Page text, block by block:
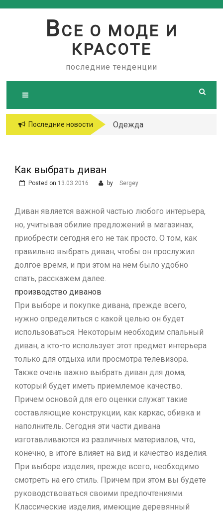
ВСЕ О МОДЕ И
КРАСОТЕ
последние тенденции
Последние новости
Одежда
Как выбрать диван
Posted on 13.03.2016 by Sergey
Диван является важной частью любого интерьера,
но, учитывая обилие предложений в магазинах,
приобрести сегодня его не так просто. О том, как
правильно выбрать диван, чтобы он прослужил
долгое время, и при этом на нем было удобно
спать, расскажем далее.
производство диванов
При выборе и покупке дивана, прежде всего,
нужно определиться с какой целью он будет
использоваться. Некоторым необходим спальный
диван, а кто-то использует этот предмет интерьера
только для отдыха или просмотра телевизора.
Также очень важно выбрать диван для дома,
который будет иметь приемлемое качество.
Причем основой для его оценки служат такие
составляющие конструкции, как каркас, обивка и
наполнитель. Сегодня эти части дивана
изготавливаются из различных материалов, что,
конечно, в итоге влияет на вид и качество изделия.
При выборе изделия, прежде всего, необходимо
смотреть на его стиль. Причем при этом вы будете
руководствоваться своими предпочтениями.
Классические изделия, имеющие деревянный